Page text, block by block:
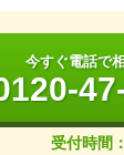
今すぐ電話で
受付時間